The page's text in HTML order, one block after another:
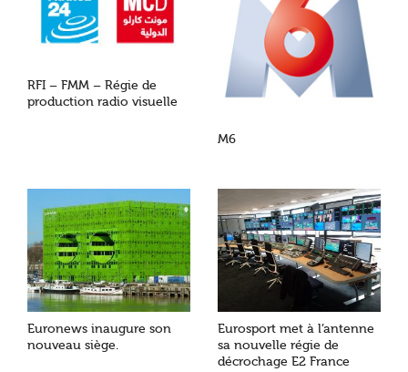
RFI – FMM – Régie de
production radio visuelle
M6
Euronews inaugure son
nouveau siège.
Eurosport met à l’antenne
sa nouvelle régie de
décrochage E2 France